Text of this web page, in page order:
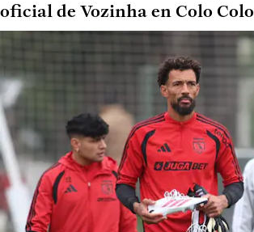
oficial de Vozinha en Colo Colo